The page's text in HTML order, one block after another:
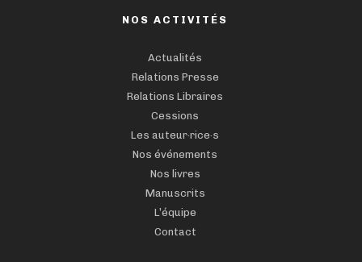
NOS ACTIVITÉS
Actualités
Relations Presse
Relations Libraires
Cessions
Les auteur·rice·s
Nos événements
Nos livres
Manuscrits
L’équipe
Contact